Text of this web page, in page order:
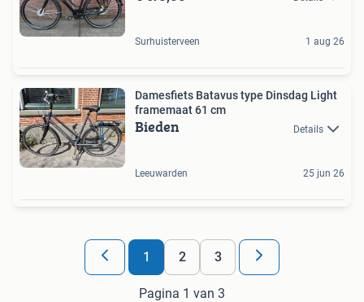
Surhuisterveen 1 aug 26
Damesfiets Batavus type Dinsdag Light
framemaat 61 cm
Bieden Details
Leeuwarden 25 jun 26
1 2 3
Pagina 1 van 3